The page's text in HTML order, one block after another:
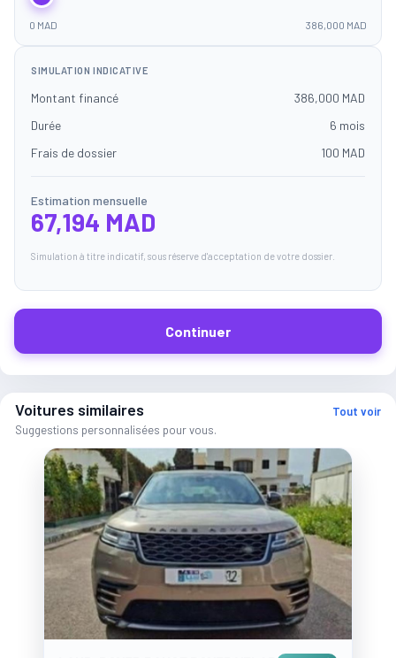
0 MAD 386,000 MAD
SIMULATION INDICATIVE
Montant financé
386,000 MAD
Durée
6 mois
Frais de dossier
100 MAD
Estimation mensuelle
67,194 MAD
Simulation à titre indicatif, sous réserve d'acceptation de votre dossier.
Continuer
Voitures similaires
Suggestions personnalisées pour vous.
Tout voir